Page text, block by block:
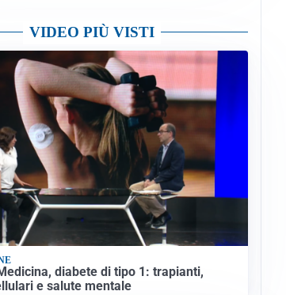
VIDEO PIÙ VISTI
diabete di tipo 1: trapianti,
e salute mentale